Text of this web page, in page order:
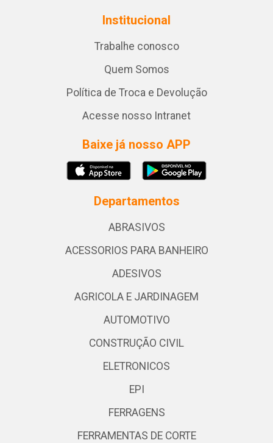
Institucional
Trabalhe conosco
Quem Somos
Política de Troca e Devolução
Acesse nosso Intranet
Baixe já nosso APP
Departamentos
ABRASIVOS
ACESSORIOS PARA BANHEIRO
ADESIVOS
AGRICOLA E JARDINAGEM
AUTOMOTIVO
CONSTRUÇÃO CIVIL
ELETRONICOS
EPI
FERRAGENS
FERRAMENTAS DE CORTE